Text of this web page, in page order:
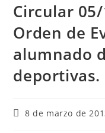
Circular
Orden de
alumnado
deportivas.
8 de marzo de